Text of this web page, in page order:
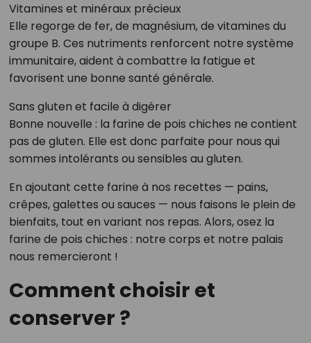
Vitamines et minéraux précieux
Elle regorge de fer, de magnésium, de vitamines du
groupe B. Ces nutriments renforcent notre système
immunitaire, aident à combattre la fatigue et
favorisent une bonne santé générale.
Sans gluten et facile à digérer
Bonne nouvelle : la farine de pois chiches ne contient
pas de gluten. Elle est donc parfaite pour nous qui
sommes intolérants ou sensibles au gluten.
En ajoutant cette farine à nos recettes — pains,
crêpes, galettes ou sauces — nous faisons le plein de
bienfaits, tout en variant nos repas. Alors, osez la
farine de pois chiches : notre corps et notre palais
nous remercieront !
Comment choisir et
conserver ?